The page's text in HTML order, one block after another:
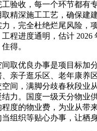
工验收，每一个环节都有
精深施工工艺，确保建
，完全杜绝烂尾风险，
程进度通明，估计 2026
得。
优良办事是项目标加
亲子逛乐区、老年康养
间，满脚分歧春秋段业
力。国度一级天分物业
程度的物业费，为业从带
组织等贴心办事，让栖